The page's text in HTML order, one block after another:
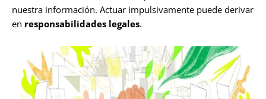
nuestra información. Actuar impulsivamente puede derivar
en responsabilidades legales.